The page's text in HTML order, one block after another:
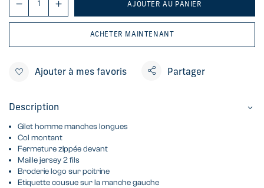
AJOUTER AU PANIER
ACHETER MAINTENANT
Ajouter à mes favoris Partager
Description
Gilet homme manches longues
Col montant
Fermeture zippée devant
Maille jersey 2 fils
Broderie logo sur poitrine
Etiquette cousue sur la manche gauche